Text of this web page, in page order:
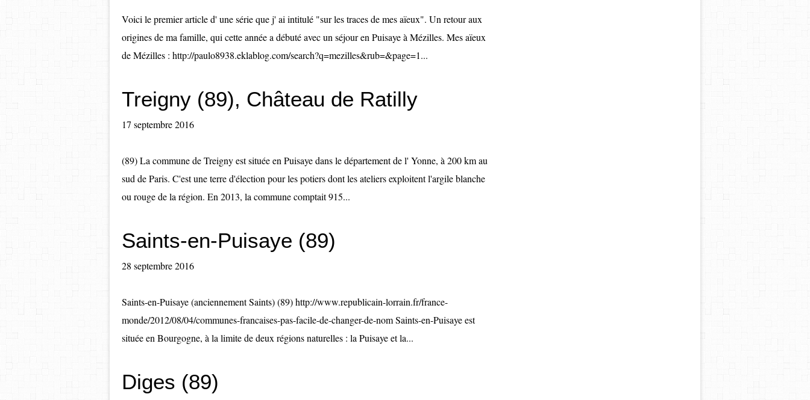
Voici le premier article d' une série que j' ai intitulé "sur les traces de mes aïeux". Un retour aux
origines de ma famille, qui cette année a débuté avec un séjour en Puisaye à Mézilles. Mes aïeux
de Mézilles : http://paulo8938.eklablog.com/search?q=mezilles&rub=&page=1...
Treigny (89), Château de Ratilly
17 septembre 2016
(89) La commune de Treigny est située en Puisaye dans le département de l' Yonne, à 200 km au
sud de Paris. C'est une terre d'élection pour les potiers dont les ateliers exploitent l'argile blanche
ou rouge de la région. En 2013, la commune comptait 915...
Saints-en-Puisaye (89)
28 septembre 2016
Saints-en-Puisaye (anciennement Saints) (89) http://www.republicain-lorrain.fr/france-
monde/2012/08/04/communes-francaises-pas-facile-de-changer-de-nom Saints-en-Puisaye est
située en Bourgogne, à la limite de deux régions naturelles : la Puisaye et la...
Diges (89)